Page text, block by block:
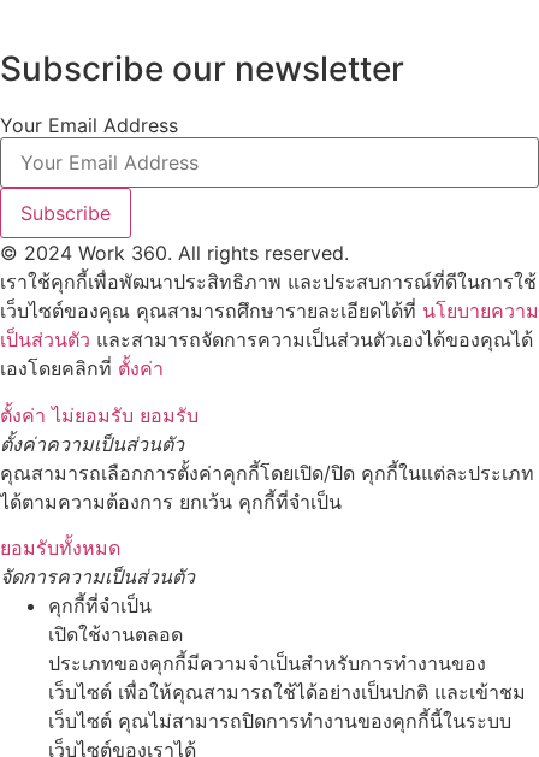
Subscribe our newsletter
Your Email Address
Subscribe
© 2024 Work 360. All rights reserved.
เราใช้คุกกี้เพื่อพัฒนาประสิทธิภาพ และประสบการณ์ที่ดีในการใช้
เว็บไซต์ของคุณ คุณสามารถศึกษารายละเอียดได้ที่ นโยบายความ
เป็นส่วนตัว และสามารถจัดการความเป็นส่วนตัวเองได้ของคุณได้
เองโดยคลิกที่ ตั้งค่า
ตั้งค่า ไม่ยอมรับ ยอมรับ
ตั้งค่าความเป็นส่วนตัว
คุณสามารถเลือกการตั้งค่าคุกกี้โดยเปิด/ปิด คุกกี้ในแต่ละประเภท
ได้ตามความต้องการ ยกเว้น คุกกี้ที่จำเป็น
ยอมรับทั้งหมด
จัดการความเป็นส่วนตัว
คุกกี้ที่จำเป็น
เปิดใช้งานตลอด
ประเภทของคุกกี้มีความจำเป็นสำหรับการทำงานของ
เว็บไซต์ เพื่อให้คุณสามารถใช้ได้อย่างเป็นปกติ และเข้าชม
เว็บไซต์ คุณไม่สามารถปิดการทำงานของคุกกี้นี้ในระบบ
เว็บไซต์ของเราได้